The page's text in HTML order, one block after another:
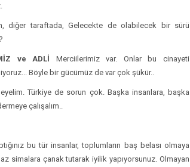
diğer taraftada, Gelecekte de olabilecek bir sürü
ve ADLİ Merciilerimiz var. Onlar bu cinayeti
Böyle bir gücümüz de var çok şükür..
Türkiye de sorun çok. Başka insanlara, başka
çalışalım..
bu tür insanlar, toplumların baş belası olmaya
simalara çanak tutarak iyilik yapıyorsunuz. Olmayan